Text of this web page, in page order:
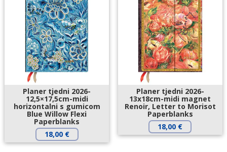
Planer tjedni 2026-
12,5×17,5cm-midi
horizontalni s gumicom
Blue Willow Flexi
Paperblanks
18,00 €
Planer tjedni 2026-
13x18cm-midi magnet
Renoir, Letter to Morisot
Paperblanks
18,00 €